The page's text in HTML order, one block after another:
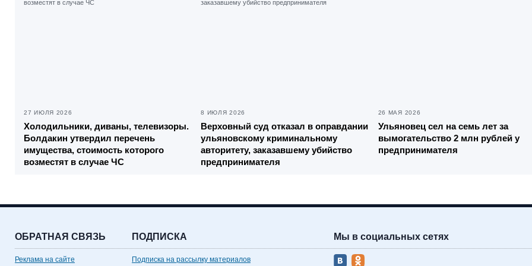
27 ИЮЛЯ 2026
Холодильники, диваны, телевизоры.
Болдакин утвердил перечень
имущества, стоимость которого
возместят в случае ЧС
8 ИЮЛЯ 2026
Верховный суд отказал в оправдании
ульяновскому криминальному
авторитету, заказавшему убийство
предпринимателя
26 МАЯ 2026
Ульяновец сел на семь лет за
вымогательство 2 млн рублей у
предпринимателя
ОБРАТНАЯ СВЯЗЬ
Реклама на сайте
ПОДПИСКА
Подписка на рассылку материалов
Мы в социальных сетях